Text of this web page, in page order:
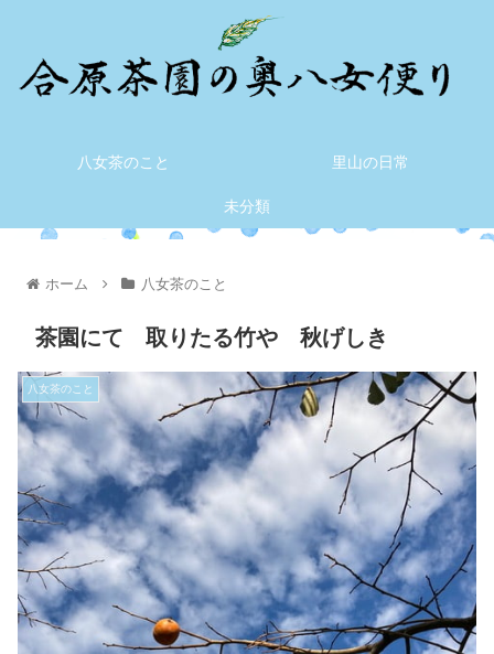
八女茶のこと 里山の日常
未分類
ホーム 八女茶のこと
茶園にて 取りたる竹や 秋げしき
八女茶のこと